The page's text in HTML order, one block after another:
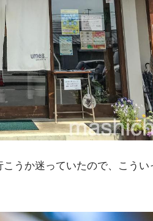
うか迷っていたので、こうい